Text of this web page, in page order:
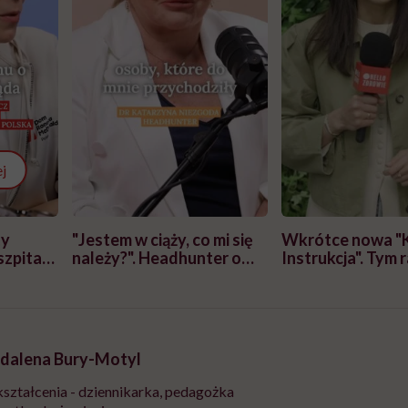
"Jestem w ciąży, co mi się
należy?". Headhunter o
Wkrótce nowa
Instrukcja". Tym
Bury-Motyl
- dziennikarka, pedagożka